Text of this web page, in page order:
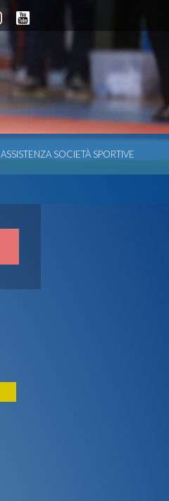
ASSISTENZA SOCIETÀ SPORTIVE